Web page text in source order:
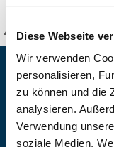
Diese Webseite
Wir verwenden
personalisieren,
zu können und die
analysieren.
Verwendung
soziale Medien,
KONTAKTIEREN
Ziegelhöhe 8,
BÜRO HOTLINE